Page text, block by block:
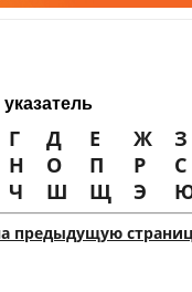
Г Д Е Ж З
Н О П Р С
Ч Ш Щ Э
предыдущую